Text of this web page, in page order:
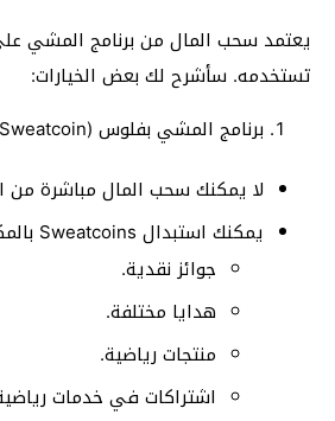
يعتمد سحب المال من برنامج المشي
تستخدمه. سأشرح لك بعض الخيارات:
برنامج المشي بفلوس (Sweatcoin):
لا يمكنك سحب المال مباشرة من
يمكنك استبدال Sweatcoins بالمكافآت، مثل:
جوائز نقدية.
هدايا مختلفة.
منتجات رياضية.
اشتراكات في خدمات